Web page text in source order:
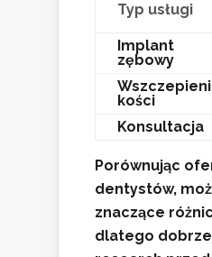
Typ usługi
Implant
zębowy
kości
Konsultacja
Porównując
dentystów,
znaczące
dlatego